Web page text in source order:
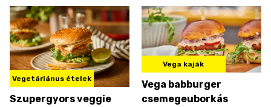
Vegetáriánus ételek
Szupergyors veggie
Vega kaják
Vega babburger
csemegeuborkás